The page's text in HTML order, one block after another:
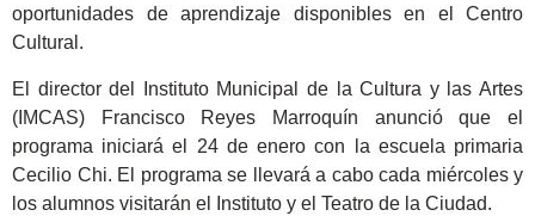
oportunidades de aprendizaje disponibles en el Centro
Cultural.
El director del Instituto Municipal de la Cultura y las Artes
(IMCAS) Francisco Reyes Marroquín anunció que el
programa iniciará el 24 de enero con la escuela primaria
Cecilio Chi. El programa se llevará a cabo cada miércoles y
los alumnos visitarán el Instituto y el Teatro de la Ciudad.